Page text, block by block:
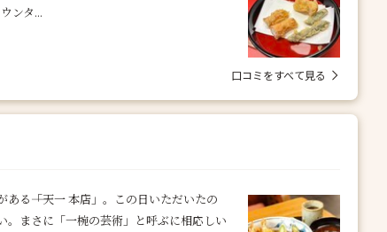
ンタ...
口コミをすべて見る
る――「天一 本店」。この日いただいたの
まさに「一椀の芸術」と呼ぶに相応しい